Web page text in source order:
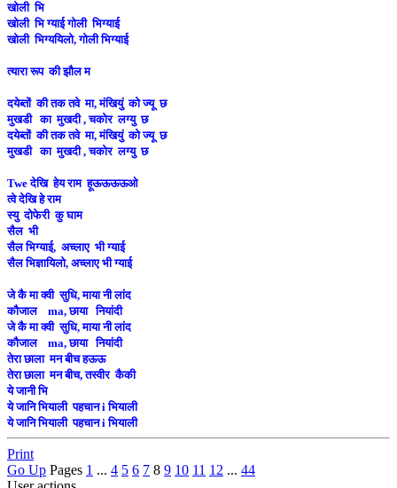
खोली भि
खोली भि ग्याई गोली भिग्याई
खोली भिग्ययिलो, गोली भिग्याई
त्यारा रूप की झौल म
दयेब्तों की तक तवे मा, मंखियुं को ज्यू छ
मुखडी का मुखदी , चकोर लग्यु छ
दयेब्तों की तक तवे मा, मंखियुं को ज्यू छ
मुखडी का मुखदी , चकोर लग्यु छ
Twe देखि हेय राम हूऊऊऊऊओ
त्वे देखि हे राम
स्यु दोफेरी कु घाम
सैल भी
सैल भिग्याई, अच्लाए भी ग्याई
सैल भिज्ञायिलो, अच्लाए भी ग्याई
जे कै मा क्वी सुधि, माया नी लांद
कौजाल ma, छाया नियांदी
जे कै मा क्वी सुधि, माया नी लांद
कौजाल ma, छाया नियांदी
तेरा छाला मन बीच हऊऊ
तेरा छाला मन बीच, तस्वीर कैकी
ये जानी भि
ये जानि भियाली पहचान i भियाली
ये जानि भियाली पहचान i भियाली
Print
Go Up Pages 1 ... 4 5 6 7 8 9 10 11 12 ... 44